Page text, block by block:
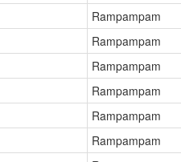
Rampampam
Rampampam
Rampampam
Rampampam
Rampampam
Rampampam